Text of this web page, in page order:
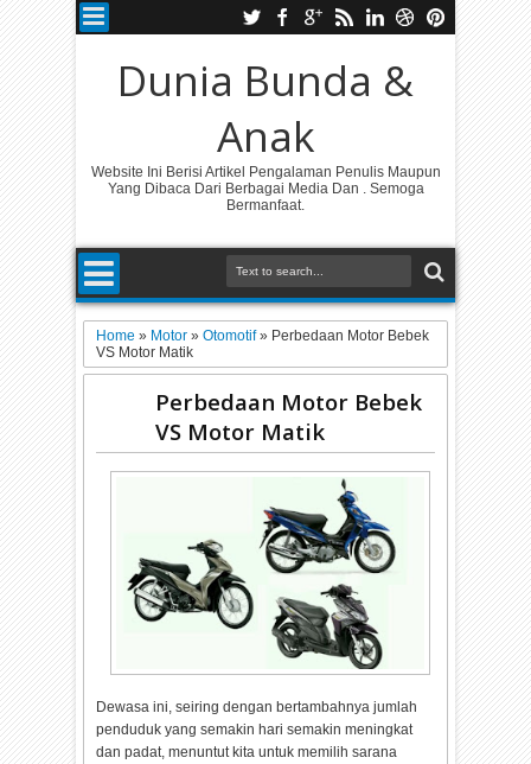
Dunia Bunda &
Anak
Website Ini Berisi Artikel Pengalaman Penulis Maupun
Yang Dibaca Dari Berbagai Media Dan . Semoga
Bermanfaat.
Home» Motor»Otomotif» Perbedaan Motor Bebek
VS Motor Matik
Perbedaan Motor Bebek
VS Motor Matik
Dewasa ini, seiring dengan bertambahnya jumlah
penduduk yang semakin hari semakin meningkat
dan padat, menuntut kita untuk memilih sarana